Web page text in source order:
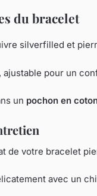
du bracelet
silverfilled et
ajustable pour un
un pochon en
de votre bracelet
avec un